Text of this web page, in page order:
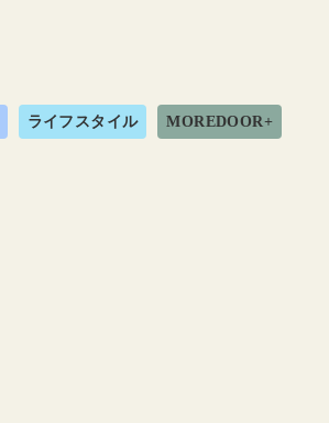
ライフスタイル MOREDOOR+